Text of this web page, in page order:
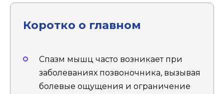
Коротко о главном
Спазм мышц часто возникает при
заболеваниях позвоночника, вызывая
болевые ощущения и ограничение